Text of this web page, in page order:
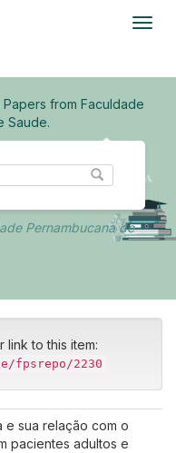
from Faculdade
Saude.
Pernambucana de
link to this item:
fpsrepo/2230
e sua relação com o
pacientes adultos e